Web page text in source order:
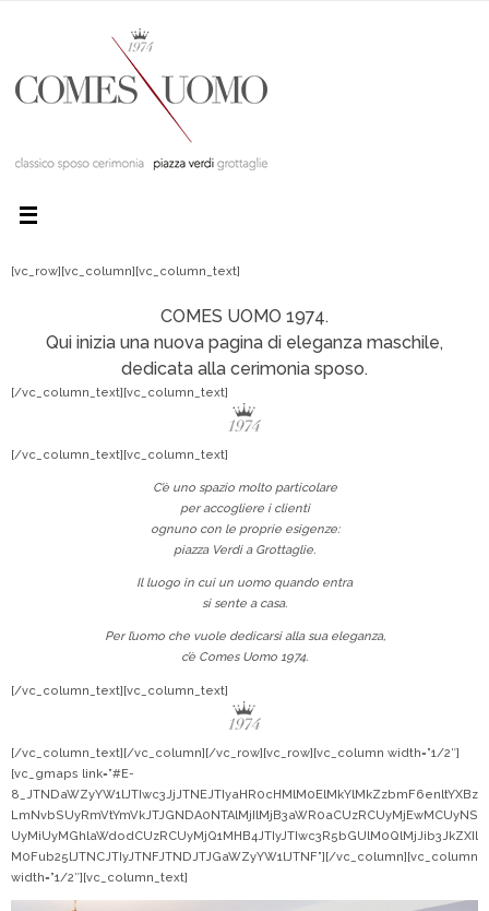
[vc_row][vc_column][vc_column_text]
COMES UOMO 1974.
Qui inizia una nuova pagina di eleganza maschile,
dedicata alla cerimonia sposo.
[/vc_column_text][vc_column_text]
[/vc_column_text][vc_column_text]
C’è uno spazio molto particolare
per accogliere i clienti
ognuno con le proprie esigenze:
piazza Verdi a Grottaglie.
Il luogo in cui un uomo quando entra
si sente a casa.
Per l’uomo che vuole dedicarsi alla sua eleganza,
c’è Comes Uomo 1974.
[/vc_column_text][vc_column_text]
[/vc_column_text][/vc_column][/vc_row][vc_row][vc_column width=”1/2″]
[vc_gmaps link=”#E-
8_JTNDaWZyYW1lJTIwc3JjJTNEJTIyaHR0cHMlM0ElMkYlMkZzbmF6enltYXBz
LmNvbSUyRmVtYmVkJTJGNDA0NTAlMjIlMjB3aWR0aCUzRCUyMjEwMCUyNS
UyMiUyMGhlaWdodCUzRCUyMjQ1MHB4JTIyJTIwc3R5bGUlM0QlMjJib3JkZXIl
M0Fub25lJTNCJTIyJTNFJTNDJTJGaWZyYW1lJTNF”][/vc_column][vc_column
width=”1/2″][vc_column_text]